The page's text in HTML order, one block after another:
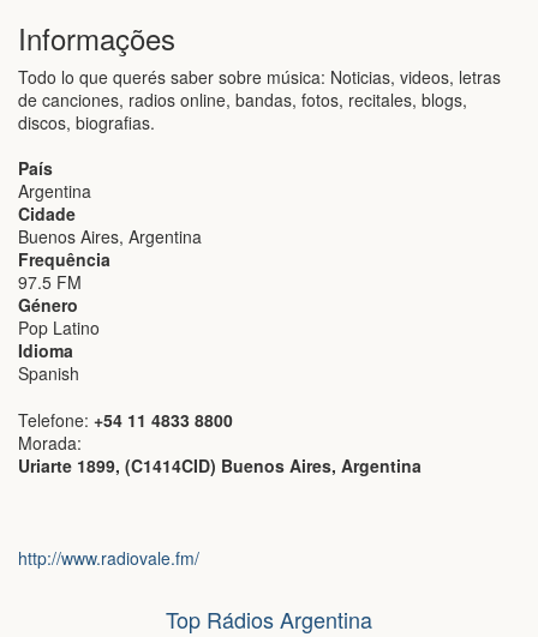
Informações
Todo lo que querés saber sobre música: Noticias, videos, letras
de canciones, radios online, bandas, fotos, recitales, blogs,
discos, biografias.
País
Argentina
Cidade
Buenos Aires, Argentina
Frequência
97.5 FM
Género
Pop Latino
Idioma
Spanish
Telefone: +54 11 4833 8800
Morada:
Uriarte 1899, (C1414CID) Buenos Aires, Argentina
http://www.radiovale.fm/
Top Rádios Argentina